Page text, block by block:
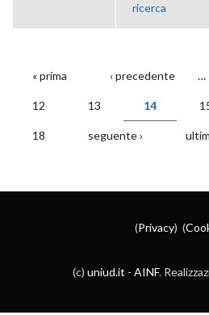
ricerca
PAGINE
« prima ‹ precedente …
12 13 14
18 seguente ›
(Privacy) (
(c) uniud.it - AINF.